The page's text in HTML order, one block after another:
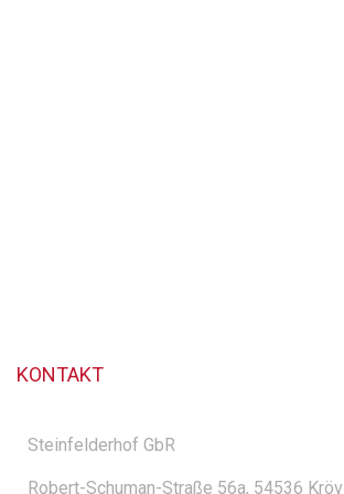
KONTAKT
Steinfelderhof GbR
Robert-Schuman-Straße 56a, 54536 Kröv